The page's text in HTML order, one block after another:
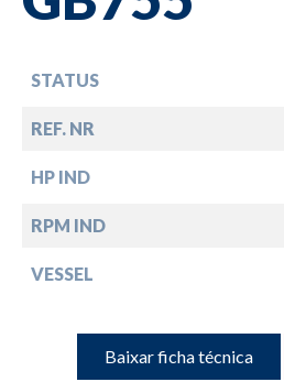
STATUS
REF. NR
HP IND
RPM IND
VESSEL
Baixar ficha técnica